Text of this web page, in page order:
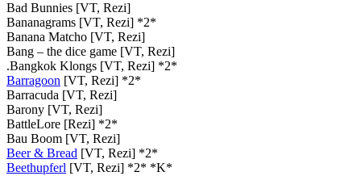
Bad Bunnies [VT, Rezi]
Bananagrams [VT, Rezi] *2*
Banana Matcho [VT, Rezi]
Bang – the dice game [VT, Rezi]
.Bangkok Klongs [VT, Rezi] *2*
Barragoon [VT, Rezi] *2*
Barracuda [VT, Rezi]
Barony [VT, Rezi]
BattleLore [Rezi] *2*
Bau Boom [VT, Rezi]
Beer & Bread [VT, Rezi] *2*
Beethupferl [VT, Rezi] *2* *K*